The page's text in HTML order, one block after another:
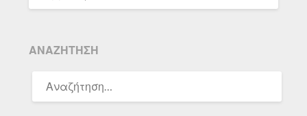
ΑΝΑΖΉΤΗΣΗ
ΓΙΑ: